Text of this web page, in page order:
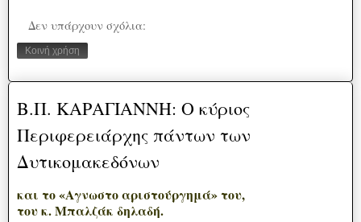
Δεν υπάρχουν σχόλια:
Κοινή χρήση
Β.Π. ΚΑΡΑΓΙΑΝΝΗ: Ο κύριος
Περιφερειάρχης πάντων των
Δυτικομακεδόνων
και το «Αγνωστο αριστούργημά» του,
του κ. Μπαλζάκ δηλαδή.